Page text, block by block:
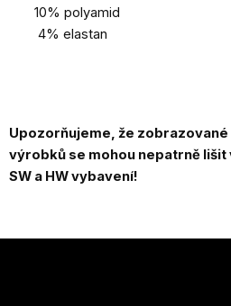
10% polyamid
4% elastan
Upozorňujeme, že
výrobků se mohou nepatrně lišit
SW a HW vybavení!